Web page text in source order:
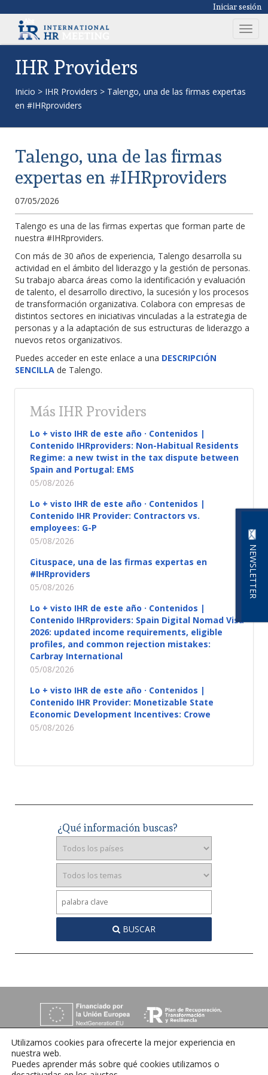
Iniciar sesión
T
o
a
NEWSLETTER
IHR Providers
Inicio > IHR Providers > Talengo, una de las firmas expertas
en #IHRproviders
Talengo, una de las firmas
expertas en #IHRproviders
07/05/2026
Talengo es una de las firmas expertas que forman parte de
nuestra #IHRproviders.
Con más de 30 años de experiencia, Talengo desarrolla su
actividad en el ámbito del liderazgo y la gestión de personas.
Su trabajo abarca áreas como la identificación y evaluación
de talento, el desarrollo directivo, la sucesión y los procesos
de transformación organizativa. Colabora con empresas de
distintos sectores en iniciativas vinculadas a la estrategia de
personas y a la adaptación de sus estructuras de liderazgo a
nuevos retos organizativos.
Puedes acceder en este enlace a una DESCRIPCIÓN
SENCILLA de Talengo.
Más IHR Providers
Lo + visto IHR de este año · Contenidos |
Contenido IHRproviders: Non-Habitual Residents
Regime: a new twist in the tax dispute between
Spain and Portugal: EMS
05/08/2026
Lo + visto IHR de este año · Contenidos |
Contenido IHR Provider: Contractors vs.
employees: G-P
05/08/2026
Cituspace, una de las firmas expertas en
#IHRproviders
05/08/2026
Lo + visto IHR de este año · Contenidos |
Contenido IHRproviders: Spain Digital Nomad Visa
2026: updated income requirements, eligible
profiles, and common rejection mistakes:
Carbray International
05/08/2026
Lo + visto IHR de este año · Contenidos |
Contenido IHR Provider: Monetizable State
Economic Development Incentives: Crowe
05/08/2026
¿Qué información buscas?
BUSCAR
Utilizamos cookies para ofrecerte la mejor experiencia en
nuestra web.
Puedes aprender más sobre qué cookies utilizamos o